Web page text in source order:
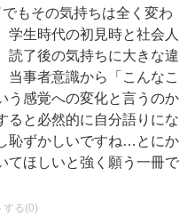
もその気持ちは全く変わ
学生時代の初見時と社会人
読了後の気持ちに大きな違
当事者意識から「こんなこ
う感覚への変化と言うのか
ると必然的に自分語りにな
恥ずかしいですね…とにか
てほしいと強く願う一冊で
する(0)